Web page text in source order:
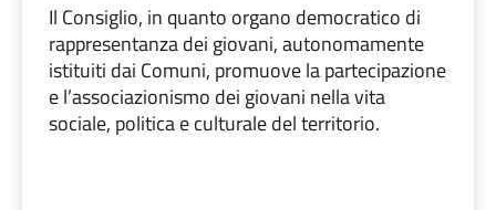
Il Consiglio, in quanto organo democratico di
rappresentanza dei giovani, autonomamente
istituiti dai Comuni, promuove la partecipazione
e l’associazionismo dei giovani nella vita
sociale, politica e culturale del territorio.